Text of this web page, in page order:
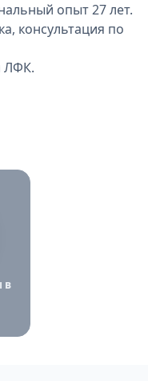
опыт 27 лет.
консультация по
ЛФК.
в